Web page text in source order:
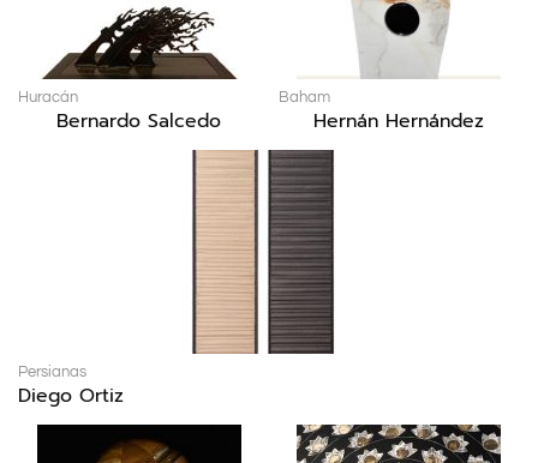
Huracán
Bernardo Salcedo
Baham
Hernán Hernández
Persianas
Diego Ortiz